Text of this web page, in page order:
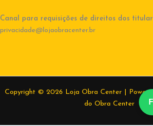
Canal para requisições de direitos dos
privacidade@lojaobracenter.br
Copyright © 2026 Loja Obra Center |
do Obra Center